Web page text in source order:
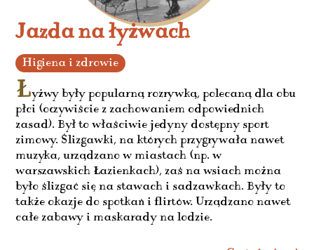
Jazda na łyżwach
Higiena i zdrowie
Łyżwy były popularną rozrywką, polecaną dla obu
płci (oczywiście z zachowaniem odpowiednich
zasad). Był to właściwie jedyny dostępny sport
zimowy. Ślizgawki, na których przygrywała nawet
muzyka, urządzano w miastach (np. w
warszawskich Łazienkach), zaś na wsiach można
było ślizgać się na stawach i sadzawkach. Były to
także okazje do spotkań i flirtów. Urządzano nawet
całe zabawy i maskarady na lodzie.